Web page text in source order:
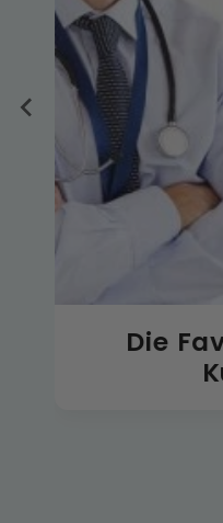
Die